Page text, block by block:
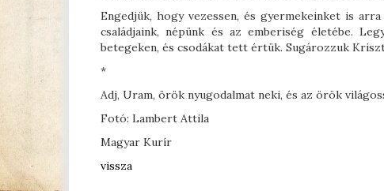
Engedjük, hogy vezessen, és gyermekeinket is
családjaink, népünk és az emberiség életébe.
betegeken, és csodákat tett értük. Sugározzuk
*
Adj, Uram, örök nyugodalmat neki, és az örök
Fotó: Lambert Attila
Magyar Kurír
vissza